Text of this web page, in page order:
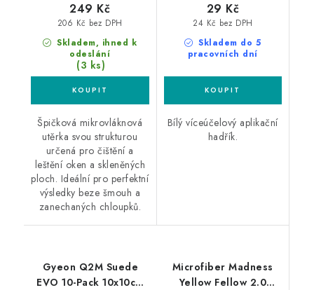
Skladem, ihned k
odeslání
(3 ks)
206 Kč bez DPH
249 Kč
Špičková mikrovláknová
utěrka svou strukturou
určená pro čištění a
leštění oken a skleněných
ploch. Ideální pro perfektní
výsledky beze šmouh a
zanechaných chloupků.
Skladem do 5
pracovních dní
24 Kč bez DPH
29 Kč
Bílý víceúčelový aplikační
hadřík.
Gyeon Q2M Suede
EVO 10-Pack 10x10cm
Microfiber Madness
Yellow Fellow 2.0